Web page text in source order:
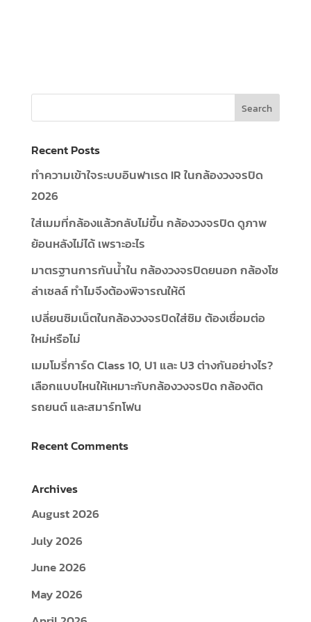
Recent Posts
ทำความเข้าใจระบบอินฟาเรด IR ในกล้องวงจรปิด
2026
ใส่เมมที่กล้องแล้วกลับไม่ขึ้น กล้องวงจรปิด ดูภาพ
ย้อนหลังไม่ได้ เพราะอะไร
มาตรฐานการกันน้ำใน กล้องวงจรปิดยนอก กล้องโซ
ล่าเซลล์ ทำไมจึงต้องพิจารณให้ดี
เปลี่ยนซิมเน็ตในกล้องวงจรปิดใส่ซิม ต้องเชื่อมต่อ
ใหม่หรือไม่
เมมโมรี่การ์ด Class 10, U1 และ U3 ต่างกันอย่างไร?
เลือกแบบไหนให้เหมาะกับกล้องวงจรปิด กล้องติด
รถยนต์ และสมาร์ทโฟน
Recent Comments
Archives
August 2026
July 2026
June 2026
May 2026